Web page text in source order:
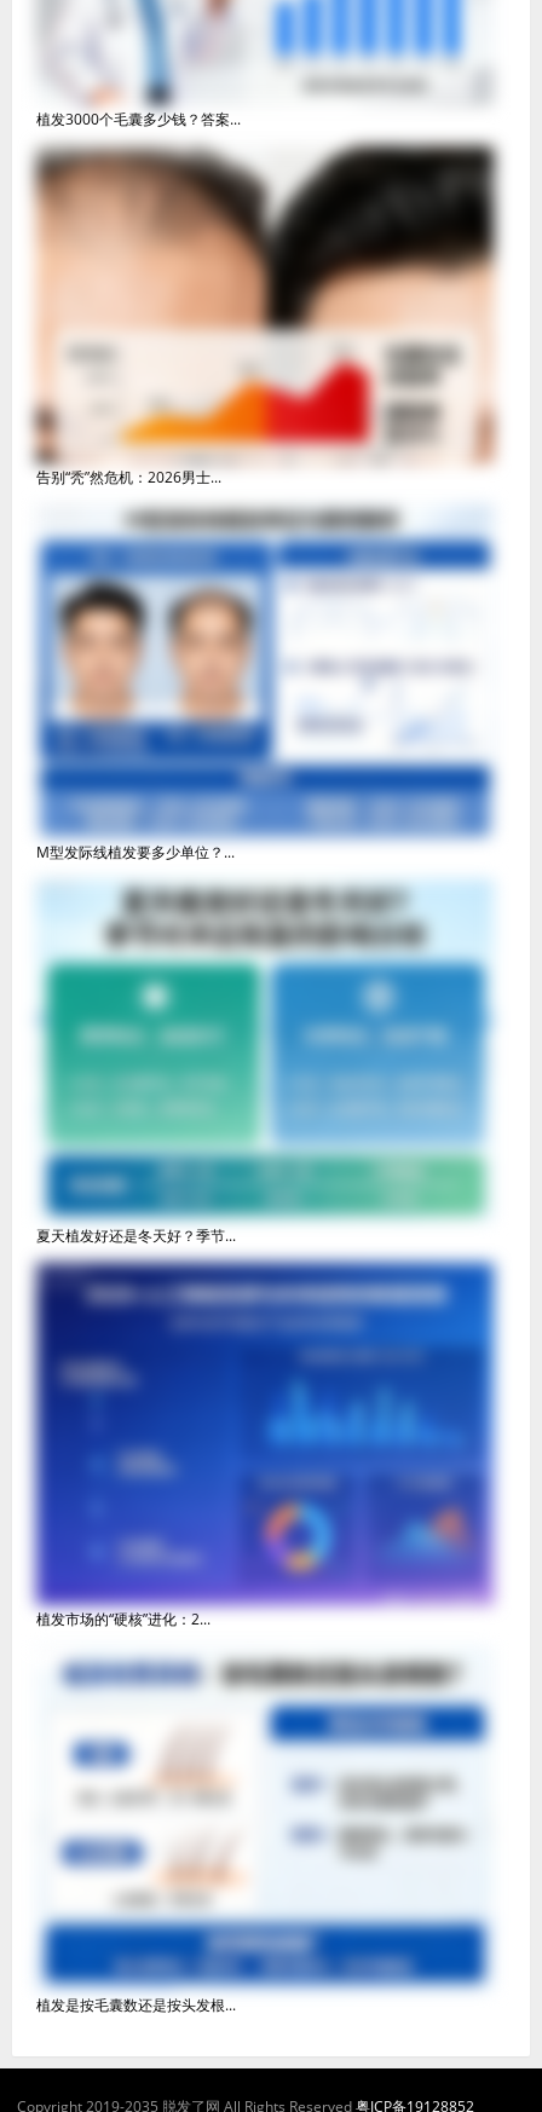
植发3000个毛囊多少钱？答案...
告别“秃”然危机：2026男士...
M型发际线植发要多少单位？...
夏天植发好还是冬天好？季节...
植发市场的“硬核”进化：2...
植发是按毛囊数还是按头发根...
Copyright 2019-2035 脱发了网 All Rights Reserved粤ICP备19128852